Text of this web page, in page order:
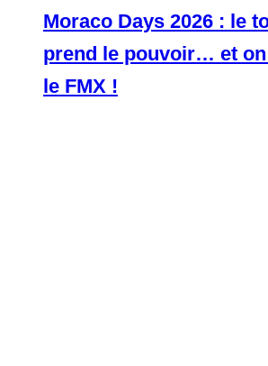
Moraco Days 2026 : le
prend le pouvoir… et
le FMX !